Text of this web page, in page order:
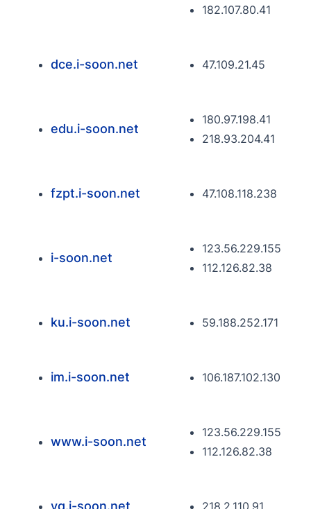
182.107.80.41
dce.i-soon.net 47.109.21.45
edu.i-soon.net
180.97.198.41
218.93.204.41
fzpt.i-soon.net 47.108.118.238
i-soon.net
123.56.229.155
112.126.82.38
ku.i-soon.net 59.188.252.171
im.i-soon.net 106.187.102.130
www.i-soon.net
123.56.229.155
112.126.82.38